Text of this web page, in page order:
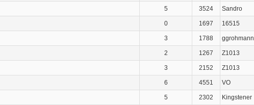
5 3524 Sandro
0 1697 16515
3 1788 ggrohmann
2 1267 Z1013
3 2152 Z1013
6 4551 VO
5 2302 Kingstener